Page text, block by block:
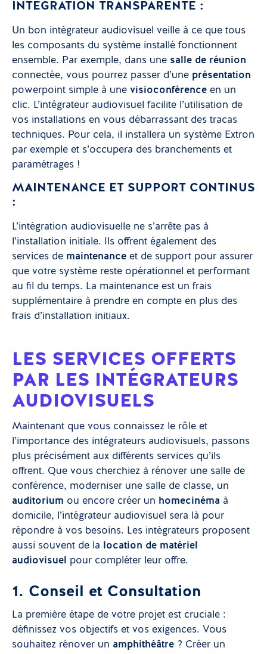
INTÉGRATION TRANSPARENTE :
Un bon intégrateur audiovisuel veille à ce que tous
les composants du système installé fonctionnent
ensemble. Par exemple, dans une salle de réunion
connectée, vous pourrez passer d’une présentation
powerpoint simple à une visioconférence en un
clic. L’intégrateur audiovisuel facilite l’utilisation de
vos installations en vous débarrassant des tracas
techniques. Pour cela, il installera un système Extron
par exemple et s’occupera des branchements et
paramétrages !
MAINTENANCE ET SUPPORT CONTINUS
:
L’intégration audiovisuelle ne s’arrête pas à
l’installation initiale. Ils offrent également des
services de maintenance et de support pour assurer
que votre système reste opérationnel et performant
au fil du temps. La maintenance est un frais
supplémentaire à prendre en compte en plus des
frais d’installation initiaux.
LES SERVICES OFFERTS
PAR LES INTÉGRATEURS
AUDIOVISUELS
Maintenant que vous connaissez le rôle et
l’importance des intégrateurs audiovisuels, passons
plus précisément aux différents services qu’ils
offrent. Que vous cherchiez à rénover une salle de
conférence, moderniser une salle de classe, un
auditorium ou encore créer un homecinéma à
domicile, l’intégrateur audiovisuel sera là pour
répondre à vos besoins. Les intégrateurs proposent
aussi souvent de la location de matériel
audiovisuel pour compléter leur offre.
1. Conseil et Consultation
La première étape de votre projet est cruciale :
définissez vos objectifs et vos exigences. Vous
souhaitez rénover un amphithéâtre ? Créer un